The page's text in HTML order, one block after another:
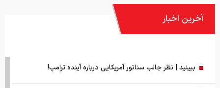
آخرین اخبار
ببینید | نظر جالب سناتور آمریکایی درباره آینده ترامپ!